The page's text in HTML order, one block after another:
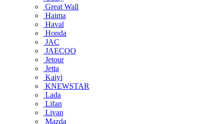
Great Wall
Haima
Haval
Honda
JAC
JAECOO
Jetour
Jetta
Kaiyi
KNEWSTAR
Lada
Lifan
Livan
Mazda